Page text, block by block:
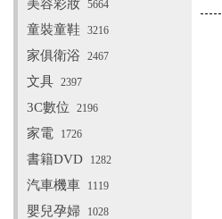
美容彩妝 5664
童裝童鞋 3216
家俱衛浴 2467
文具 2397
3C數位 2196
家電 1726
書籍DVD 1282
汽車機車 1119
嬰兒孕婦 1028